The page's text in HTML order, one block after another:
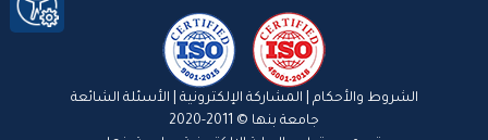
الشروط والأحكام المشاركة الإلكترونية
الأسئلة الشائعة
جامعة بنها © 2011-2020